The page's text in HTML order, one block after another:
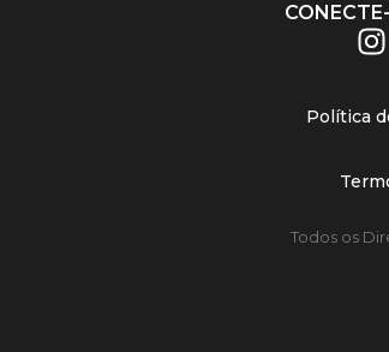
Política
Todos os